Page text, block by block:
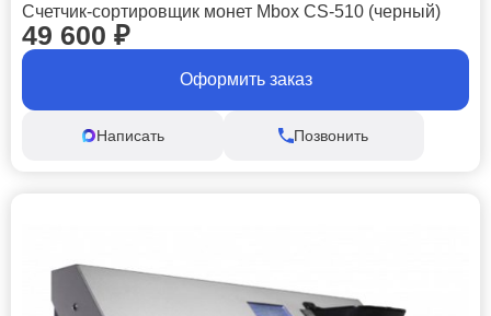
Счетчик-сортировщик монет Mbox CS-510 (черный)
49 600 ₽
Оформить заказ
Написать Позвонить